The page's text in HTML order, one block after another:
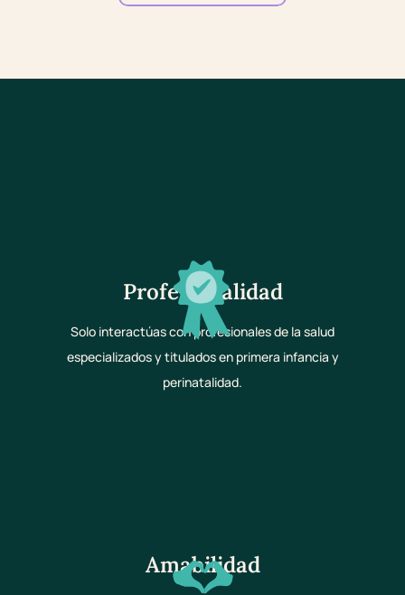
Profesionalidad
Solo interactúas con profesionales de la salud
especializados y titulados en primera infancia y
perinatalidad.
Amabilidad